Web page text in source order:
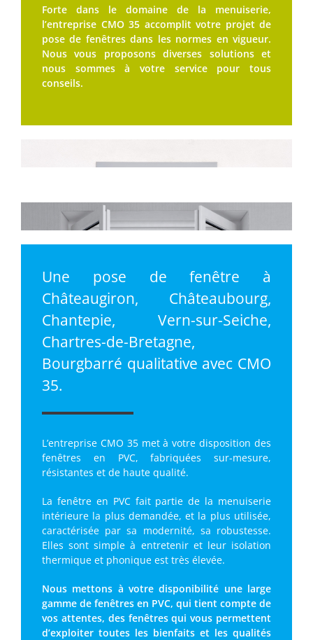
Forte dans le domaine de la menuiserie,
l’entreprise CMO 35 accomplit votre projet de
pose de fenêtres dans les normes en vigueur.
Nous vous proposons diverses solutions et
nous sommes à votre service pour tous
conseils.
Une pose de fenêtre à
Châteaugiron, Châteaubourg,
Chantepie, Vern-sur-Seiche,
Chartres-de-Bretagne,
Bourgbarré qualitative avec CMO
35.
L’entreprise CMO 35 met à votre disposition des
fenêtres en PVC, fabriquées sur-mesure,
résistantes et de haute qualité.
La fenêtre en PVC fait partie de la menuiserie
intérieure la plus demandée, et la plus utilisée,
caractérisée par sa modernité, sa robustesse.
Elles sont simple à entretenir et leur isolation
thermique et phonique est très élevée.
Nous mettons à votre disponibilité une large
gamme de fenêtres en PVC, qui tient compte de
vos attentes, des fenêtres qui vous permettent
d’exploiter toutes les bienfaits et les qualités